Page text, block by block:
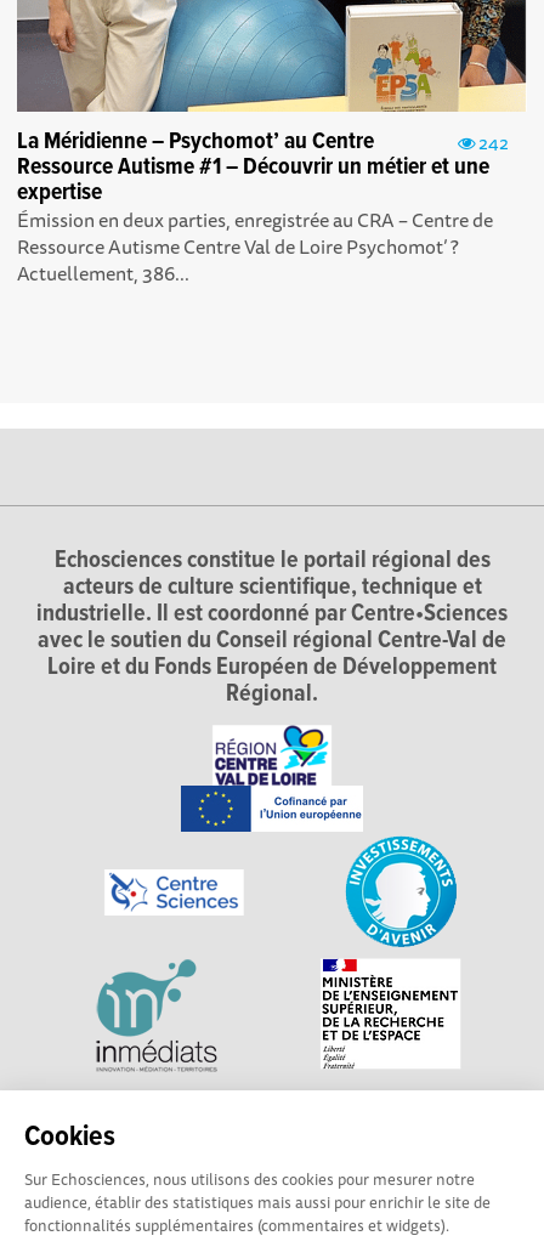
Cookies
Sur Echosciences, nous utilisons des cookies pour mesurer notre
audience, établir des statistiques mais aussi pour enrichir le site de
fonctionnalités supplémentaires (commentaires et widgets).
242
La Méridienne – Psychomot’ au Centre
Ressource Autisme #1 – Découvrir un métier et une
expertise
Émission en deux parties, enregistrée au CRA – Centre de
Ressource Autisme Centre Val de Loire Psychomot’ ?
Actuellement, 386...
Echosciences constitue le portail régional des
acteurs de culture scientifique, technique et
industrielle. Il est coordonné par Centre•Sciences
avec le soutien du Conseil régional Centre-Val de
Loire et du Fonds Européen de Développement
Régional.
Explorer, s’exprimer, rentrer en contact : Echosciences
sciences et de technologies du territoire. Propulsé par
Centre•Sciences/ Contact : echosciences@centre-
sciences.fr